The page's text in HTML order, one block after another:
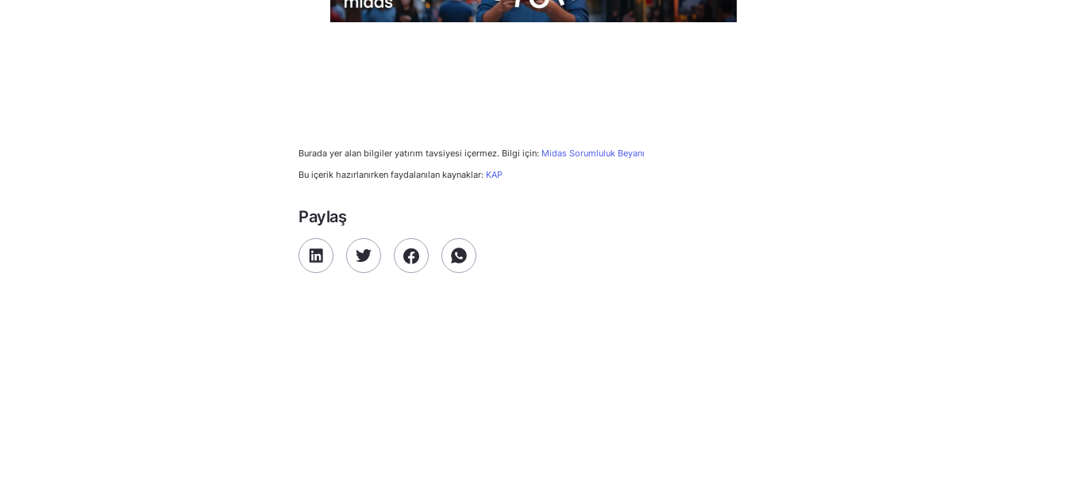
Burada yer alan bilgiler yatırım tavsiyesi içermez. Bilgi için: Midas Sorumluluk Beyanı
Bu içerik hazırlanırken faydalanılan kaynaklar: KAP
Paylaş